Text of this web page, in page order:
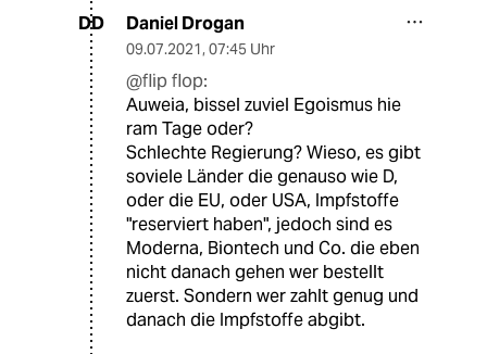
DD Daniel Drogan
09.07.2021, 07:45 Uhr
@flip flop:
Auweia, bissel zuviel Egoismus hie
ram Tage oder?
Schlechte Regierung? Wieso, es gibt
soviele Länder die genauso wie D,
oder die EU, oder USA, Impfstoffe
"reserviert haben", jedoch sind es
Moderna, Biontech und Co. die eben
nicht danach gehen wer bestellt
zuerst. Sondern wer zahlt genug und
danach die Impfstoffe abgibt.